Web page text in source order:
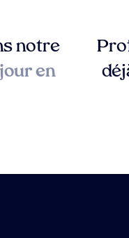
notre
en